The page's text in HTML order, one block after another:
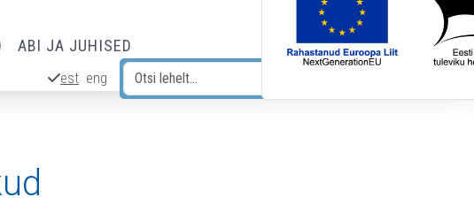
ABI JA JUHISED
est eng